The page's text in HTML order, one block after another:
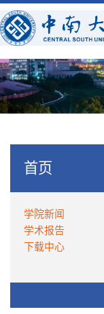
首页
学院新闻
学术报告
下载中心